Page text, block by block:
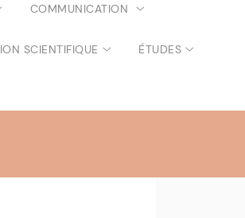
COMMUNICATION
SCIENTIFIQUE ÉTUDES